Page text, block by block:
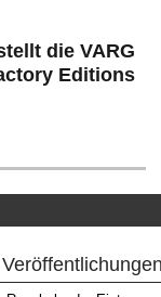
die VARG
Editions